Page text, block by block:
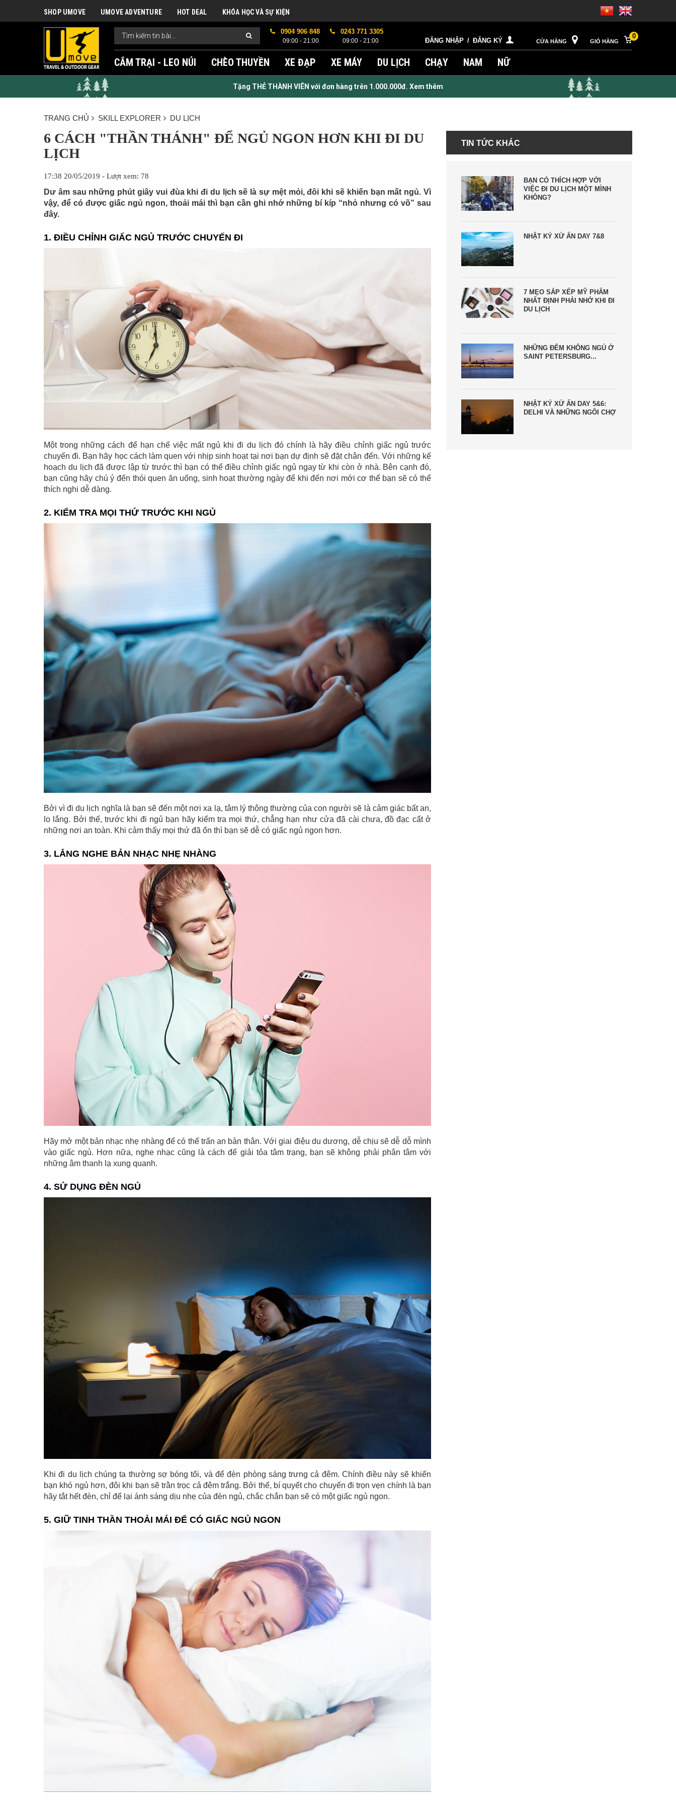
SHOP UMOVE UMOVE ADVENTURE HOT DEAL KHÓA HỌC VÀ SỰ KIỆN
0904 906 848
09:00 - 21:00
0243 771 3305
09:00 - 21:00 ĐĂNG NHẬP / ĐĂNG KÝ CỬA HÀNG GIỎ HÀNG
0
CẮM TRẠI - LEO NÚI CHÈO THUYỀN XE ĐẠP XE MÁY DU LỊCH CHẠY NAM NỮ
Tặng THẺ THÀNH VIÊN với đơn hàng trên 1.000.000đ. Xem thêm
TRANG CHỦ SKILL EXPLORER DU LỊCH
6 CÁCH "THẦN THÁNH" ĐỂ NGỦ NGON HƠN KHI ĐI DU
LỊCH
17:38 20/05/2019 - Lượt xem: 78
Dư âm sau những phút giây vui đùa khi đi du lịch sẽ là sự mệt mỏi, đôi khi sẽ khiến bạn mất ngủ. Vì
vậy, để có được giấc ngủ ngon, thoải mái thì bạn cần ghi nhớ những bí kíp “nhỏ nhưng có võ” sau
đây.
1. ĐIỀU CHỈNH GIẤC NGỦ TRƯỚC CHUYẾN ĐI
Một trong những cách để hạn chế việc mất ngủ khi đi du lịch đó chính là hãy điều chỉnh giấc ngủ trước
chuyến đi. Bạn hãy học cách làm quen với nhịp sinh hoạt tại nơi bạn dự định sẽ đặt chân đến. Với những kế
hoạch du lịch đã được lập từ trước thì bạn có thể điều chỉnh giấc ngủ ngay từ khi còn ở nhà. Bên cạnh đó,
bạn cũng hãy chú ý đến thói quen ăn uống, sinh hoạt thường ngày để khi đến nơi mới cơ thể bạn sẽ có thể
thích nghi dễ dàng.
2. KIỂM TRA MỌI THỨ TRƯỚC KHI NGỦ
Bởi vì đi du lịch nghĩa là bạn sẽ đến một nơi xa lạ, tâm lý thông thường của con người sẽ là cảm giác bất an,
lo lắng. Bởi thế, trước khi đi ngủ bạn hãy kiểm tra mọi thứ, chẳng hạn như cửa đã cài chưa, đồ đạc cất ở
những nơi an toàn. Khi cảm thấy mọi thứ đã ổn thì bạn sẽ dễ có giấc ngủ ngon hơn.
3. LẮNG NGHE BẢN NHẠC NHẸ NHÀNG
Hãy mở một bản nhạc nhẹ nhàng để có thể trấn an bản thân. Với giai điệu du dương, dễ chịu sẽ dễ dỗ mình
vào giấc ngủ. Hơn nữa, nghe nhạc cũng là cách để giải tỏa tâm trạng, bạn sẽ không phải phân tâm với
những âm thanh lạ xung quanh.
4. SỬ DỤNG ĐÈN NGỦ
Khi đi du lịch chúng ta thường sợ bóng tối, và để đèn phòng sáng trưng cả đêm. Chính điều này sẽ khiến
bạn khó ngủ hơn, đôi khi bạn sẽ trằn trọc cả đêm trắng. Bởi thế, bí quyết cho chuyến đi trọn vẹn chính là bạn
hãy tắt hết đèn, chỉ để lại ánh sáng dịu nhẹ của đèn ngủ, chắc chắn bạn sẽ có một giấc ngủ ngon.
5. GIỮ TINH THẦN THOẢI MÁI ĐỂ CÓ GIẤC NGỦ NGON
TIN TỨC KHÁC
BẠN CÓ THÍCH HỢP VỚI
VIỆC ĐI DU LỊCH MỘT MÌNH
KHÔNG?
NHẬT KÝ XỨ ẤN DAY 7&8
7 MẸO SẮP XẾP MỸ PHẨM
NHẤT ĐỊNH PHẢI NHỚ KHI ĐI
DU LỊCH
NHỮNG ĐÊM KHÔNG NGỦ Ở
SAINT PETERSBURG...
NHẬT KÝ XỨ ẤN DAY 5&6:
DELHI VÀ NHỮNG NGÔI CHỢ